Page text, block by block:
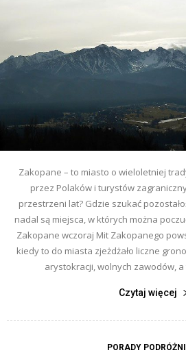
Zakopane – to miasto o wieloletniej
przez Polaków i turystów
przestrzeni lat? Gdzie szukać
nadal są miejsca, w których można
Zakopane wczoraj Mit Zakopanego
kiedy to do miasta zjeżdżało liczne
arystokracji, wolnych zawodów, a
Czytaj więcej
PORADY